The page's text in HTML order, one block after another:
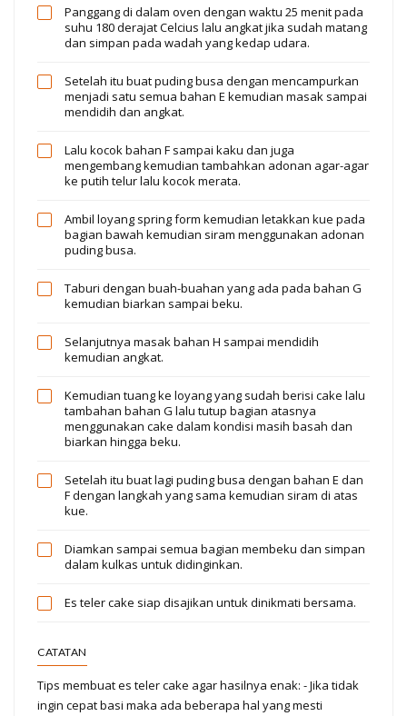
Panggang di dalam oven dengan waktu 25 menit pada
suhu 180 derajat Celcius lalu angkat jika sudah matang
dan simpan pada wadah yang kedap udara.
Setelah itu buat puding busa dengan mencampurkan
menjadi satu semua bahan E kemudian masak sampai
mendidih dan angkat.
Lalu kocok bahan F sampai kaku dan juga
mengembang kemudian tambahkan adonan agar-agar
ke putih telur lalu kocok merata.
Ambil loyang spring form kemudian letakkan kue pada
bagian bawah kemudian siram menggunakan adonan
puding busa.
Taburi dengan buah-buahan yang ada pada bahan G
kemudian biarkan sampai beku.
Selanjutnya masak bahan H sampai mendidih
kemudian angkat.
Kemudian tuang ke loyang yang sudah berisi cake lalu
tambahan bahan G lalu tutup bagian atasnya
menggunakan cake dalam kondisi masih basah dan
biarkan hingga beku.
Setelah itu buat lagi puding busa dengan bahan E dan
F dengan langkah yang sama kemudian siram di atas
kue.
Diamkan sampai semua bagian membeku dan simpan
dalam kulkas untuk didinginkan.
Es teler cake siap disajikan untuk dinikmati bersama.
CATATAN
Tips membuat es teler cake agar hasilnya enak: - Jika tidak
ingin cepat basi maka ada beberapa hal yang mesti